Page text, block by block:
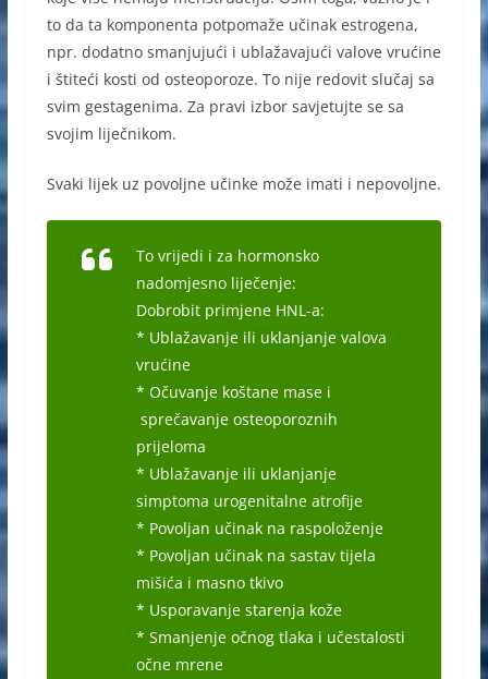
to da ta komponenta potpomaže učinak estrogena,
npr. dodatno smanjujući i ublažavajući valove vrućine
i štiteći kosti od osteoporoze. To nije redovit slučaj sa
svim gestagenima. Za pravi izbor savjetujte se sa
svojim liječnikom.
Svaki lijek uz povoljne učinke može imati i nepovoljne.
To vrijedi i za hormonsko
nadomjesno liječenje:
Dobrobit primjene HNL-a:
* Ublažavanje ili uklanjanje valova
vrućine
* Očuvanje koštane mase i
sprečavanje osteoporoznih
prijeloma
* Ublažavanje ili uklanjanje
simptoma urogenitalne atrofije
* Povoljan učinak na raspoloženje
* Povoljan učinak na sastav tijela
mišića i masno tkivo
* Usporavanje starenja kože
* Smanjenje očnog tlaka i učestalosti
očne mrene